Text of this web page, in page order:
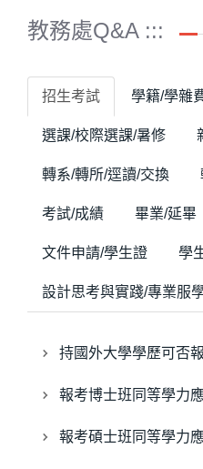
教務處Q&A :::
招生考試 學籍/學雜
選課/校際選課/暑修
轉系/轉所/逕讀/交換
考試/成績 畢業/延畢
文件申請/學生證 學
設計思考與實踐/專業服
持國外大學學歷可否
報考博士班同等學力
報考碩士班同等學力